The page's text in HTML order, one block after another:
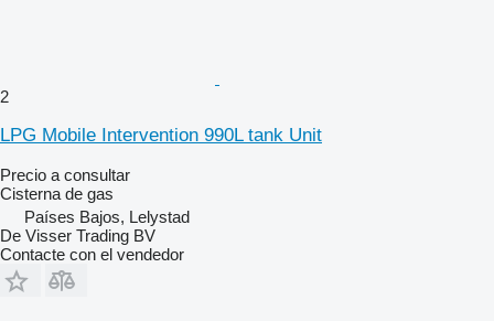
2
LPG Mobile Intervention 990L tank Unit
Precio a consultar
Cisterna de gas
Países Bajos, Lelystad
De Visser Trading BV
Contacte con el vendedor